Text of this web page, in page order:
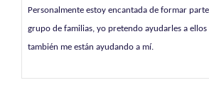
Personalmente estoy encantada de formar parte
grupo de familias, yo pretendo ayudarles a
también me están ayudando a mí.